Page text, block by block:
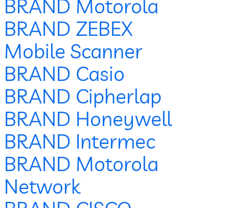
BRAND Motorola
BRAND ZEBEX
Mobile Scanner
BRAND Casio
BRAND Cipherlap
BRAND Honeywell
BRAND Intermec
BRAND Motorola
Network